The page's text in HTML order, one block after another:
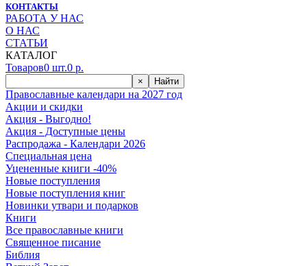
КОНТАКТЫ
РАБОТА У НАС
О НАС
СТАТЬИ
КАТАЛОГ
Товаров0 шт.0 р.
× Найти
Православные календари на 2027 год
Акции и скидки
Акция - Выгодно!
Акция - Доступные цены
Распродажа - Календари 2026
Специальная цена
Уцененные книги -40%
Новые поступления
Новые поступления книг
Новинки утвари и подарков
Книги
Все православные книги
Священное писание
Библия